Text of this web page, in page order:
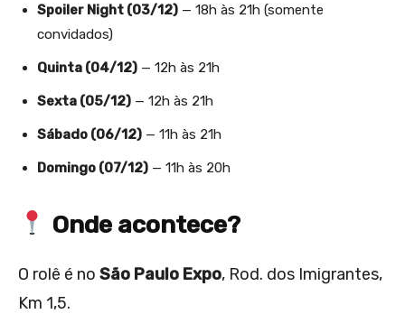
Spoiler Night (03/12) — 18h às 21h (somente
convidados)
Quinta (04/12) — 12h às 21h
Sexta (05/12) — 12h às 21h
Sábado (06/12) — 11h às 21h
Domingo (07/12) — 11h às 20h
Onde acontece?
O rolê é no São Paulo Expo, Rod. dos Imigrantes,
Km 1,5.